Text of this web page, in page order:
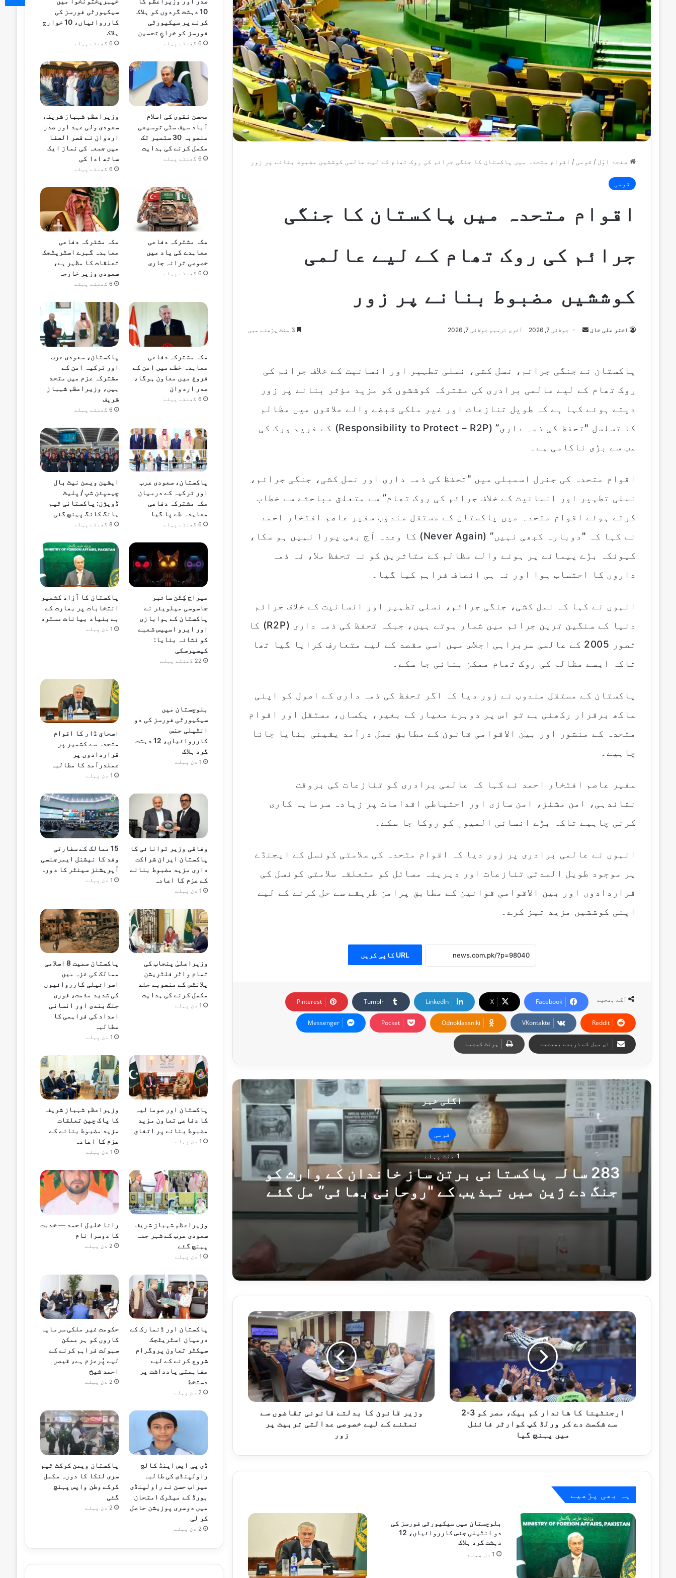
صفحۂ اوّل / قومی / اقوام متحدہ میں پاکستان کا جنگی جرائم کی روک تھام کے لیے عالمی کوششیں مضبوط بنانے پر زور
قومی
اقوام متحدہ میں پاکستان کا جنگی
جرائم کی روک تھام کے لیے عالمی
کوششیں مضبوط بنانے پر زور
اختر علی خان
Send جولائی 7, 2026 آخری ترمیم جولائی 7, 2026 3 منٹ پڑھنے میں
پاکستان نے جنگی جرائم، نسل کشی، نسلی تطہیر اور انسانیت کے خلاف جرائم کی
روک تھام کے لیے عالمی برادری کی مشترکہ کوششوں کو مزید مؤثر بنانے پر زور
دیتے ہوئے کہا ہے کہ طویل تنازعات اور غیر ملکی قبضے والے علاقوں میں مظالم
کا تسلسل "تحفظ کی ذمہ داری” (Responsibility to Protect – R2P) کے فریم ورک کی
سب سے بڑی ناکامی ہے۔
اقوام متحدہ کی جنرل اسمبلی میں "تحفظ کی ذمہ داری اور نسل کشی، جنگی جرائم،
نسلی تطہیر اور انسانیت کے خلاف جرائم کی روک تھام” سے متعلق مباحثے سے خطاب
کرتے ہوئے اقوام متحدہ میں پاکستان کے مستقل مندوب سفیر عاصم افتخار احمد
نے کہا کہ "دوبارہ کبھی نہیں” (Never Again) کا وعدہ آج بھی پورا نہیں ہو سکا،
کیونکہ بڑے پیمانے پر ہونے والے مظالم کے متاثرین کو نہ تحفظ ملا، نہ ذمہ
داروں کا احتساب ہوا اور نہ ہی انصاف فراہم کیا گیا۔
انہوں نے کہا کہ نسل کشی، جنگی جرائم، نسلی تطہیر اور انسانیت کے خلاف جرائم
دنیا کے سنگین ترین جرائم میں شمار ہوتے ہیں، جبکہ تحفظ کی ذمہ داری (R2P) کا
تصور 2005 کے عالمی سربراہی اجلاس میں اسی مقصد کے لیے متعارف کرایا گیا تھا
تاکہ ایسے مظالم کی روک تھام ممکن بنائی جا سکے۔
پاکستان کے مستقل مندوب نے زور دیا کہ اگر تحفظ کی ذمہ داری کے اصول کو اپنی
ساکھ برقرار رکھنی ہے تو اس پر دوہرے معیار کے بغیر، یکساں، مستقل اور اقوام
متحدہ کے منشور اور بین الاقوامی قانون کے مطابق عمل درآمد یقینی بنایا جانا
چاہیے۔
سفیر عاصم افتخار احمد نے کہا کہ عالمی برادری کو تنازعات کی بروقت
نشاندہی، امن مشنز، امن سازی اور احتیاطی اقدامات پر زیادہ سرمایہ کاری
کرنی چاہیے تاکہ بڑے انسانی المیوں کو روکا جا سکے۔
انہوں نے عالمی برادری پر زور دیا کہ اقوام متحدہ کی سلامتی کونسل کے ایجنڈے
پر موجود طویل المدتی تنازعات اور دیرینہ مسائل کو متعلقہ سلامتی کونسل کی
قراردادوں اور بین الاقوامی قوانین کے مطابق پرامن طریقے سے حل کرنے کے لیے
اپنی کوششیں مزید تیز کرے۔
URL کاپی کریں
آگے بھجیے Facebook
X
LinkedIn
Tumblr
Pinterest
Reddit
VKontakte
Odnoklassniki
Pocket
Messenger
ای میل کے ذریعے بھیجیے پرنٹ کیجیے
اگلی خبر
قومی
1 منٹ پہلے
283 سالہ پاکستانی برتن ساز خاندان کے وارث کو
جنگ دے ژین میں تہذیب کے "روحانی بھائی” مل گئے
صدر اور وزیراعظم کا 10 دہشت گردوں کو ہلاک کرنے پر سیکیورٹی فورسز کو خراجِ تحسین
9 گھنٹے پہلے
خیبرپختونخوا میں سیکیورٹی فورسز کی کارروائیاں، 10 خوارج ہلاک
9 گھنٹے پہلے
محسن نقوی کی اسلام آباد سیف سٹی توسیعی منصوبہ 30 ستمبر تک مکمل کرنے کی ہدایت
9 گھنٹے پہلے
9 گھنٹے پہلے
مکہ مشترکہ دفاعی معاہدے کی یاد میں خصوصی ترانہ جاری
ارجنٹینا
کا
شاندار
بیک،
3-
2
فائنل
میں
گیا
ارجنٹینا کا شاندار کم بیک، مصر کو 3-2
سے شکست دے کر ورلڈ کپ کوارٹر فائنل
میں پہنچ گیا
وزیر
قانون
کا
بدلتے
قانونی
تقاضوں
سے
نمٹنے
کے
خصوصی
وزیر قانون کا بدلتے قانونی تقاضوں سے
نمٹنے کے لیے خصوصی عدالتی تربیت پر
زور
یہ بھی پڑھیے
بلوچستان میں سیکیورٹی فورسز کی
دو انٹیلی جنس کارروائیاں، 12
دہشت گرد ہلاک
1 دن پہلے
10 دہشت گردوں کو ہلاک
کرنے پر سیکیورٹی
فورسز کو خراجِ تحسین
6 گھنٹے پہلے
سیکیورٹی فورسز کی
کارروائیاں، 10 خوارج
ہلاک
6 گھنٹے پہلے
محسن نقوی کی اسلام
آباد سیف سٹی توسیعی
منصوبہ 30 ستمبر تک
مکمل کرنے کی ہدایت
6 گھنٹے پہلے
وزیراعظم شہباز شریف،
سعودی ولی عہد اور صدر
اردوان نے قصر الصفا
میں جمعہ کی نماز ایک
ساتھ ادا کی
6 گھنٹے پہلے
مکہ مشترکہ دفاعی
معاہدے کی یاد میں
خصوصی ترانہ جاری
6 گھنٹے پہلے
مکہ مشترکہ دفاعی
معاہدہ گہرے اسٹریٹجک
تعلقات کا مظہر ہے،
سعودی وزیر خارجہ
6 گھنٹے پہلے
مکہ مشترکہ دفاعی
معاہدہ خطے میں امن کے
فروغ میں معاون ہوگا،
صدر اردوان
6 گھنٹے پہلے
پاکستان، سعودی عرب
اور ترکیہ امن کے
مشترکہ عزم میں متحد
ہیں، وزیراعظم شہباز
شریف
6 گھنٹے پہلے
پاکستان، سعودی عرب
اور ترکیہ کے درمیان
مکہ مشترکہ دفاعی
معاہدہ طے پا گیا
6 گھنٹے پہلے
ایشین ویمن نیٹ بال
چیمپئن شپ / پلیٹ
ڈویژن: پاکستانی ٹیم
ہانگ کانگ پہنچ گئی
8 گھنٹے پہلے
میراج کِٹن سائبر
جاسوسی میلویئر نے
پاکستان کے ہوابازی
اور ایرو اسپیس شعبے
کو نشانہ بنایا:
کیسپرسکی
22 گھنٹے پہلے
پاکستان کا آزاد کشمیر
انتخابات پر بھارت کے
بے بنیاد بیانات مسترد
1 دن پہلے
بلوچستان میں
سیکیورٹی فورسز کی دو
انٹیلی جنس
کارروائیاں، 12 دہشت
گرد ہلاک
1 دن پہلے
اسحاق ڈار کا اقوام
متحدہ سے کشمیر پر
قراردادوں پر
عملدرآمد کا مطالبہ
1 دن پہلے
وفاقی وزیر توانائی کا
پاکستان ایران شراکت
داری مزید مضبوط بنانے
کے عزم کا اعادہ
1 دن پہلے
15 ممالک کے سفارتی
وفد کا نیشنل ایمرجنسی
آپریشنز سینٹر کا دورہ
1 دن پہلے
وزیراعلیٰ پنجاب کی
تمام واٹر فلٹریشن
پلانٹس کے منصوبے جلد
مکمل کرنے کی ہدایت
1 دن پہلے
پاکستان سمیت 8 اسلامی
ممالک کی غزہ میں
اسرائیلی کارروائیوں
کی شدید مذمت، فوری
جنگ بندی اور انسانی
امداد کی فراہمی کا
مطالبہ
1 دن پہلے
پاکستان اور صومالیہ
کا دفاعی تعاون مزید
مضبوط بنانے پر اتفاق
1 دن پہلے
وزیراعظم شہباز شریف
کا پاک چین تعلقات
مزید مضبوط بنانے کے
عزم کا اعادہ
1 دن پہلے
وزیراعظم شہباز شریف
سعودی عرب کے شہر جدہ
پہنچ گئے
1 دن پہلے
رانا خلیل احمد — خدمت
کا دوسرا نام
2 دن پہلے
پاکستان اور ڈنمارک کے
درمیان اسٹریٹجک
سیکٹر تعاون پروگرام
شروع کرنے کے لیے
مفاہمتی یادداشت پر
دستخط
2 دن پہلے
حکومت غیر ملکی سرمایہ
کاروں کو ہر ممکن
سہولت فراہم کرنے کے
لیے پُرعزم ہے، قیصر
احمد شیخ
2 دن پہلے
ڈی پی ایس اینڈ کالج
راولپنڈی کی طالبہ
میراب حسن نے راولپنڈی
بورڈ کے میٹرک امتحان
میں دوسری پوزیشن حاصل
کر لی
2 دن پہلے
پاکستان ویمن کرکٹ ٹیم
سری لنکا کا دورہ مکمل
کرکے وطن واپس پہنچ
گئی
2 دن پہلے